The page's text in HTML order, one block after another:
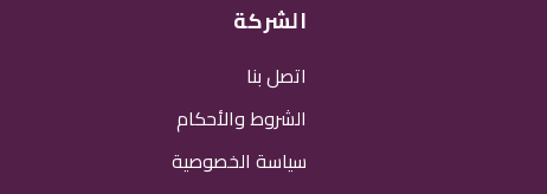
الشركة
اتصل بنا
الشروط والأحكام
سياسة الخصوصية